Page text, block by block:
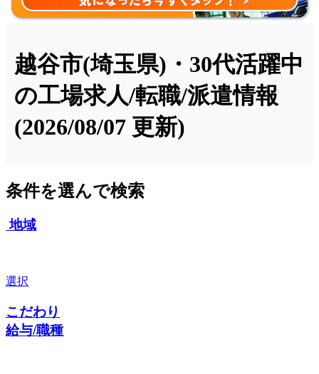
越谷市(埼玉県)・30代活躍中
の工場求人/転職/派遣情報
(2026/08/07 更新)
条件を選んで検索
地域
選択
こだわり
給与/職種